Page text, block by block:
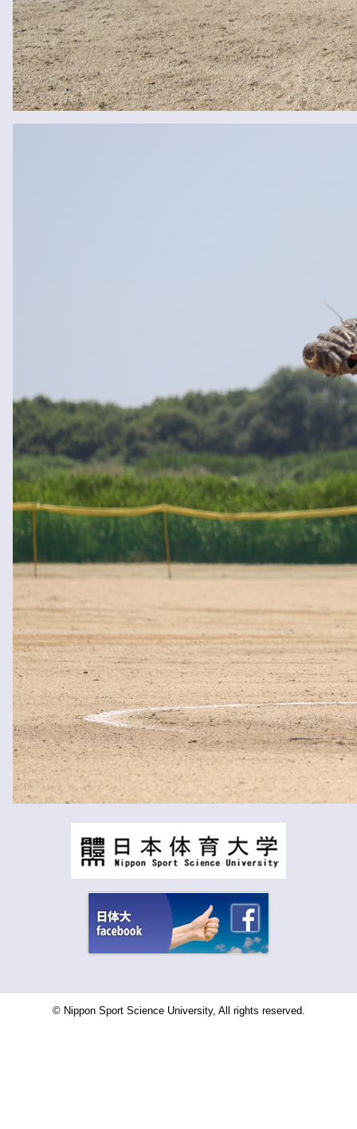
© Nippon Sport Science University, All rights reserved.